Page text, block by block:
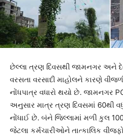
છેલ્લા ત્રણ દિવસથી જામનગર અને
વરસતા વરસાદી માહોલને કારણે
નોંધપાત્ર વધારો થયો છે. જામનગર
અનુસાર માત્ર ત્રણ દિવસમાં 60થી
નોંધાઈ છે. બંને જિલ્લામાં મળી કુલ
જેટલા કર્મચારીઓને તાત્કાલિક